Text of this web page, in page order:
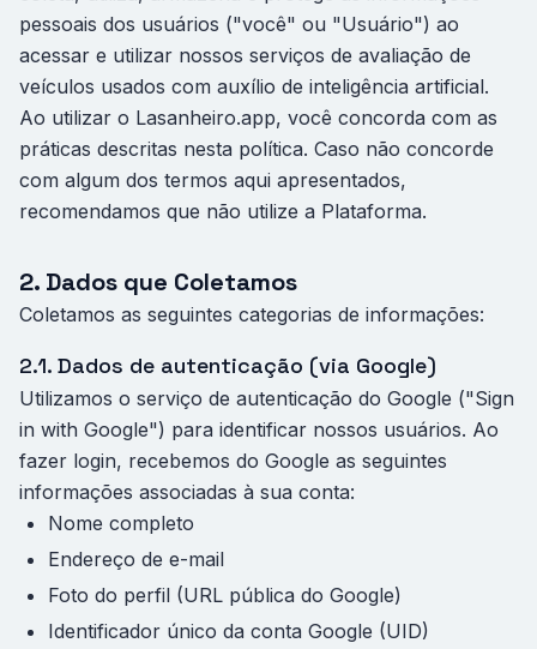
pessoais dos usuários ("você" ou "Usuário") ao
acessar e utilizar nossos serviços de avaliação de
veículos usados com auxílio de inteligência artificial.
Ao utilizar o Lasanheiro.app, você concorda com as
práticas descritas nesta política. Caso não concorde
com algum dos termos aqui apresentados,
recomendamos que não utilize a Plataforma.
2. Dados que Coletamos
Coletamos as seguintes categorias de informações:
2.1. Dados de autenticação (via Google)
Utilizamos o serviço de autenticação do Google ("Sign
in with Google") para identificar nossos usuários. Ao
fazer login, recebemos do Google as seguintes
informações associadas à sua conta:
Nome completo
Endereço de e-mail
Foto do perfil (URL pública do Google)
Identificador único da conta Google (UID)